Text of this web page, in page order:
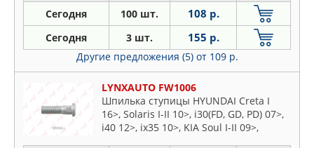
Сегодня 100 шт. 108 р.
Сегодня 3 шт. 155 р.
Другие предложения (5) от 109 р.
LYNXAUTO FW1006
Шпилька ступицы HYUNDAI Creta I
16>, Solaris I-II 10>, i30(FD, GD, PD) 07>,
i40 12>, ix35 10>, KIA Soul I-II 09>,